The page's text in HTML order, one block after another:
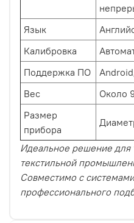
Язык
Калибровка
Поддержка ПО
Вес
Около
Размер
прибора
Идеальное решение для
текстильной
Совместимо с
профессионального